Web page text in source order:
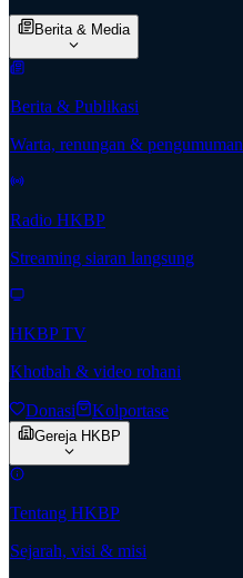
Berita & Media
Berita & Publikasi
Warta, renungan & pengumuman
Radio HKBP
Streaming siaran langsung
HKBP TV
Khotbah & video rohani
Donasi Kolportase
Gereja HKBP
Tentang HKBP
Sejarah, visi & misi